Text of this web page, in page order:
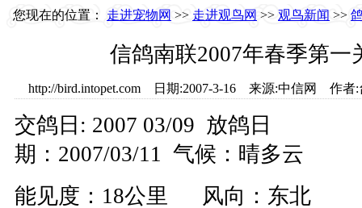
您现在的位置： 走进宠物网 >> 走进观鸟网 >> 观鸟新闻 >>
信鸽南联2007年春季第一
http://bird.intopet.com 日期:2007-3-16 来源:中信网 作
交鸽日: 2007 03/09 放鸽日
期：2007/03/11 气候：晴多云
能见度：18公里 风向：东北